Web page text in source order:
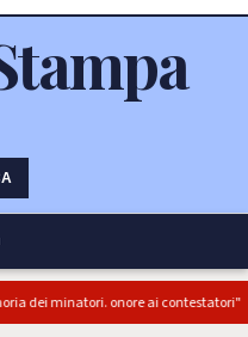
dei minatori. onore ai contestatori"